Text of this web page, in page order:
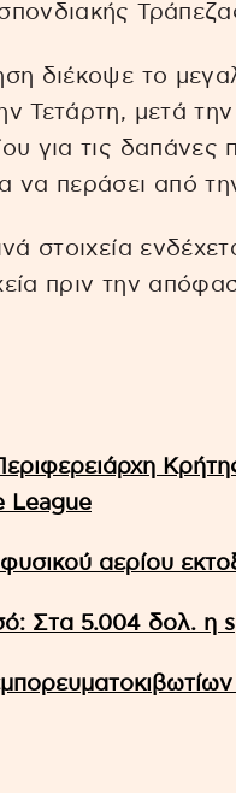
διέκοψε το
Τετάρτη, μετά
για τις δαπάνες
να περάσει από
στοιχεία
πριν την
League
αερίου
Στα 5.004 δολ. η